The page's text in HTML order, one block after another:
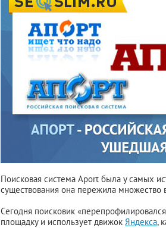
Поисковая система Aport была у самых
существования она пережила множество
Сегодня поисковик
площадку и использует движок Яндекса,